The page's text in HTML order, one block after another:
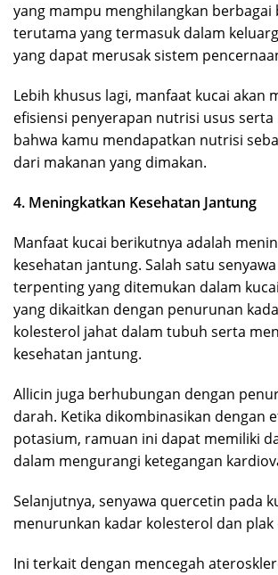
yang mampu menghilangkan berbagai
terutama yang termasuk dalam
yang dapat merusak sistem
Lebih khusus lagi, manfaat kucai akan
efisiensi penyerapan nutrisi usus
bahwa kamu mendapatkan nutrisi
dari makanan yang dimakan.
4. Meningkatkan Kesehatan Jantung
Manfaat kucai berikutnya adalah
kesehatan jantung. Salah satu
terpenting yang ditemukan dalam
yang dikaitkan dengan penurunan
kolesterol jahat dalam tubuh serta
kesehatan jantung.
Allicin juga berhubungan dengan
darah. Ketika dikombinasikan dengan
potasium, ramuan ini dapat memiliki
dalam mengurangi ketegangan
Selanjutnya, senyawa quercetin pada
menurunkan kadar kolesterol dan
Ini terkait dengan mencegah